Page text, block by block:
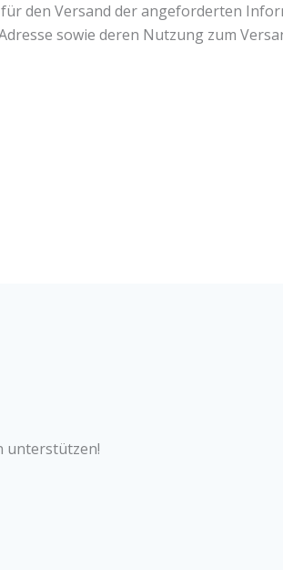
den Versand der angeforderten
sowie deren Nutzung zum
unterstützen!